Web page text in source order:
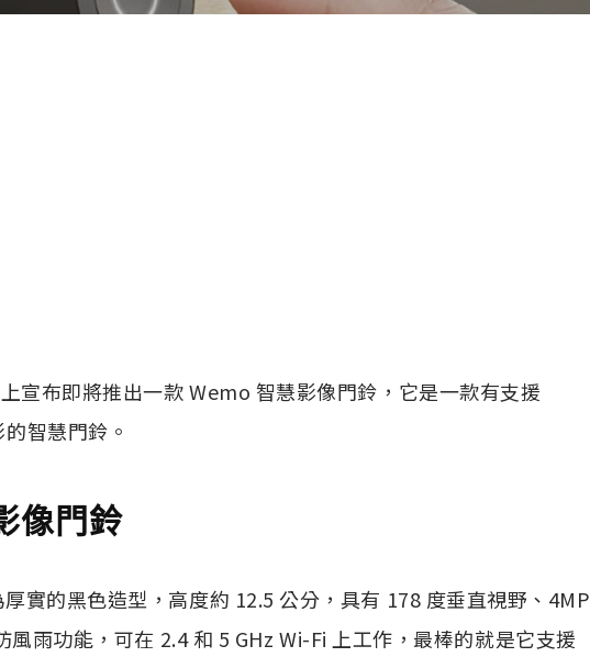
宣布即將推出一款 Wemo 智慧影像門鈴，它是一款有支援
智慧門鈴。
像門鈴
實的黑色造型，高度約 12.5 公分，具有 178 度垂直視野、4MP
雨功能，可在 2.4 和 5 GHz Wi-Fi 上工作，最棒的就是它支援